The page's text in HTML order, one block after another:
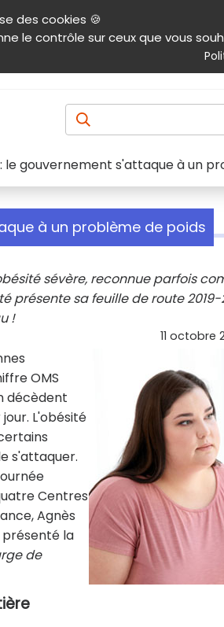
des cookies 🍪
le contrôle sur ceux que vous
Menu principal
Produits &
le gouvernement s'attaque à un
à un problème de poids
sévère, reconnue parfois
présente sa feuille de route 2019-
!
11 octobre
OMS
décèdent
L'obésité
s'attaquer.
Centres
Agnès
présenté la
de